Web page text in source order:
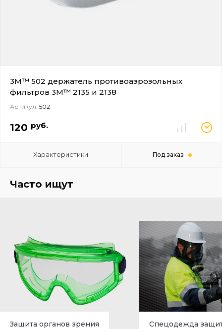
3M™ 502 держатель противоаэрозольных
фильтров 3M™ 2135 и 2138
Артикул: 502
120 руб.
Характеристики Под заказ
Часто ищут
Защита органов зрения Спецодежда